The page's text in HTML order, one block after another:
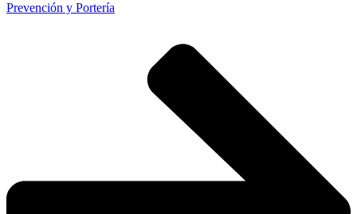
Prevención y Portería